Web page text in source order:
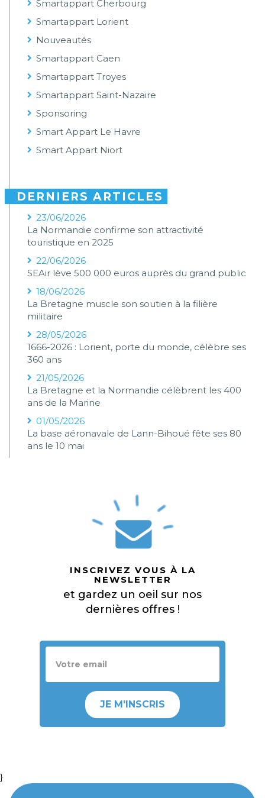
Smartappart Cherbourg
Smartappart Lorient
Nouveautés
Smartappart Caen
Smartappart Troyes
Smartappart Saint-Nazaire
Sponsoring
Smart Appart Le Havre
Smart Appart Niort
DERNIERS ARTICLES
23/06/2026
La Normandie confirme son attractivité
touristique en 2025
22/06/2026
SEAir lève 500 000 euros auprès du grand public
18/06/2026
La Bretagne muscle son soutien à la filière
militaire
28/05/2026
1666-2026 : Lorient, porte du monde, célèbre ses
360 ans
21/05/2026
La Bretagne et la Normandie célèbrent les 400
ans de la Marine
01/05/2026
La base aéronavale de Lann-Bihoué fête ses 80
ans le 10 mai
INSCRIVEZ VOUS À LA
NEWSLETTER
et gardez un oeil sur nos
dernières offres !
JE M'INSCRIS
}